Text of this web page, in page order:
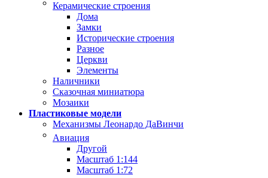
Керамические строения
Дома
Замки
Исторические строения
Разное
Церкви
Элементы
Наличники
Сказочная миниатюра
Мозаики
Пластиковые модели
Механизмы Леонардо ДаВинчи
Авиация
Другой
Масштаб 1:144
Масштаб 1:72